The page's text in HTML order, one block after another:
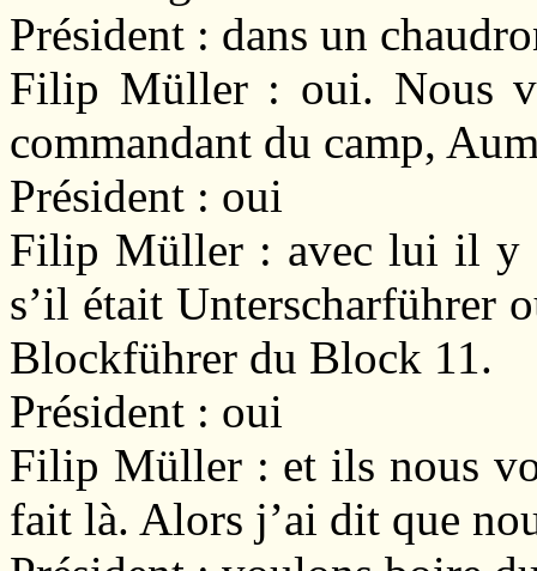
Président : dans un
Filip Müller : oui. Nous
commandant du camp,
Président : oui
Filip Müller : avec lui il y
s’il était Unterscharführer
Blockführer du Block 11.
Président : oui
Filip Müller : et ils nous
fait là. Alors j’ai dit que